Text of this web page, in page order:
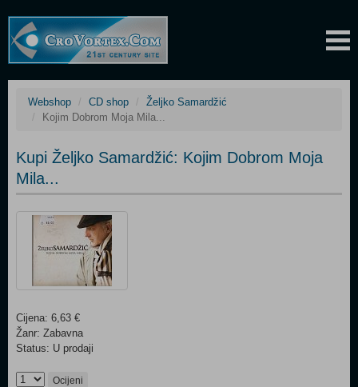
Webshop CD shop
Željko Samardžić
Kojim Dobrom Moja Mila...
Kupi Željko Samardžić: Kojim Dobrom Moja
Mila...
Cijena: 6,63 €
Žanr: Zabavna
Status: U prodaji
Ocijeni